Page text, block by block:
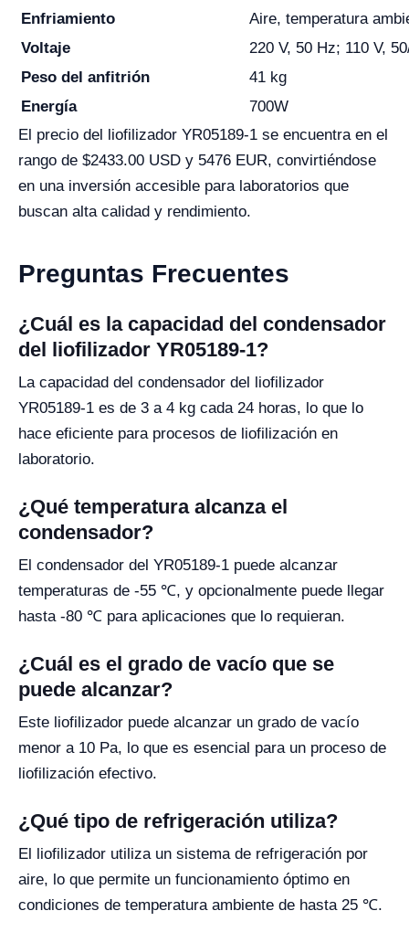
Enfriamiento
Aire, temperatura
Voltaje
220 V, 50 Hz; 110 V,
Peso del anfitrión
41 kg
Energía
700W
El precio del liofilizador YR05189-1 se encuentra en el
rango de $2433.00 USD y 5476 EUR, convirtiéndose
en una inversión accesible para laboratorios que
buscan alta calidad y rendimiento.
Preguntas Frecuentes
¿Cuál es la capacidad del condensador
del liofilizador YR05189-1?
La capacidad del condensador del liofilizador
YR05189-1 es de 3 a 4 kg cada 24 horas, lo que lo
hace eficiente para procesos de liofilización en
laboratorio.
¿Qué temperatura alcanza el
condensador?
El condensador del YR05189-1 puede alcanzar
temperaturas de -55 ℃, y opcionalmente puede llegar
hasta -80 ℃ para aplicaciones que lo requieran.
¿Cuál es el grado de vacío que se
puede alcanzar?
Este liofilizador puede alcanzar un grado de vacío
menor a 10 Pa, lo que es esencial para un proceso de
liofilización efectivo.
¿Qué tipo de refrigeración utiliza?
El liofilizador utiliza un sistema de refrigeración por
aire, lo que permite un funcionamiento óptimo en
condiciones de temperatura ambiente de hasta 25 ℃.